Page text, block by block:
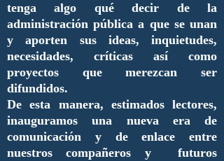
tenga algo qué decir de la
administración pública a que se unan
y aporten sus ideas, inquietudes,
necesidades, críticas así como
proyectos que merezcan ser
difundidos.
De esta manera, estimados lectores,
inauguramos una nueva era de
comunicación y de enlace entre
nuestros compañeros y futuros